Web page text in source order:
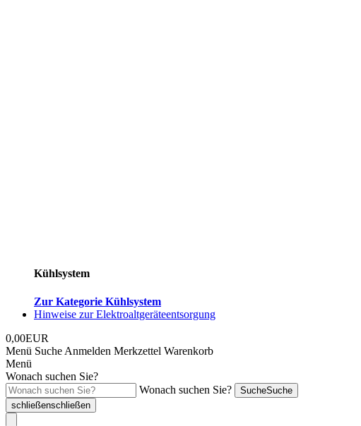
Kühlsystem
Zur Kategorie Kühlsystem
Hinweise zur Elektroaltgeräteentsorgung
0,00EUR
Menü Suche Anmelden Merkzettel Warenkorb
Menü
Wonach suchen Sie?
Wonach suchen Sie?
SucheSuche
schließenschließen